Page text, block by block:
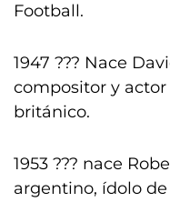
Football.
1947 ??? Nace
compositor y actor
británico.
1953 ??? nace
argentino, ídolo de